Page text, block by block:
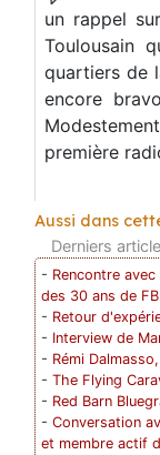
un rappel
Toulousain
quartiers de
encore
première
Aussi dans
Derniers
- Rencontre
des 30 ans de
- Retour
- Interview de
- Rémi
-The Flying
- Red Barn
-Conversation
et membre actif